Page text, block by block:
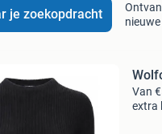
je zoekopdracht
Van
extra